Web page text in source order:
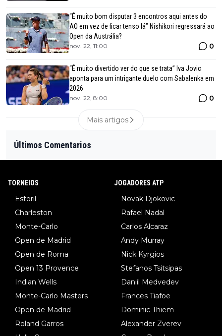
“É muito bom disputar 3 encontros aqui antes do
AO em vez de ficar tenso lá” Nishikori regressará ao
Open da Austrália?
nov. 22, 11:00 0
“É muito divertido ver do que se trata” Iva Jovic
aponta para um intrigante duelo com Sabalenka em
2026
nov. 22, 8:00 0
Mais artigos
Últimos Comentarios
TORNEIOS
Estoril
Charleston
Monte-Carlo
Open de Madrid
Open de Roma
Open 13 Provence
Indian Wells
Monte-Carlo Masters
Open de Madrid
Roland Garros
JOGADORES ATP
Novak Djokovic
Rafael Nadal
Carlos Alcaraz
Andy Murray
Nick Kyrgios
Stefanos Tsitsipas
Daniil Medvedev
Frances Tiafoe
Dominic Thiem
Alexander Zverev